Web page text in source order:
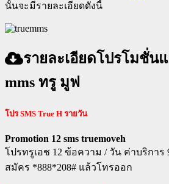
นั้นจะมีรายละเอียดดังนี้
รายละเอียดโปรโมชั่น
mms ทรู มูฟ
โปรSMS True H รายวัน
Promotion 12 sms truemoveh
โปรทรูเอช 12 ข้อความ / วัน ค่าบริกา
สมัคร *888*208# แล้วโทรออก